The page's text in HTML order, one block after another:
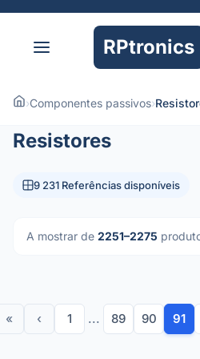
RPtronics
›Componentes passivos›
Resistores
9 231 Referências disponíveis
A mostrar de 2251–2275
« ‹ 1 ... 89 90 91